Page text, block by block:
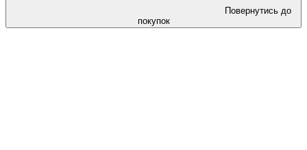
Повернутись до
покупок